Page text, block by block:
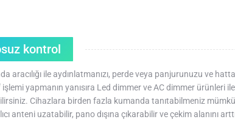
kontrol
ile aydınlatmanızı, perde veya panjurunuzu ve hatta
yapmanın yanısıra Led dimmer ve AC dimmer ürünleri
Cihazlara birden fazla kumanda tanıtabilmeniz
anteni uzatabilir, pano dışına çıkarabilir ve çekim alanını